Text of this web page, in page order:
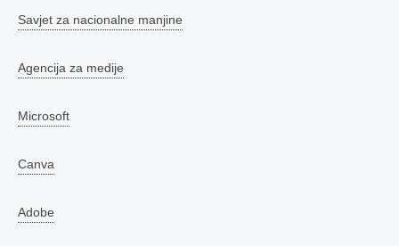
Savjet za nacionalne manjine
Agencija za medije
Microsoft
Canva
Adobe